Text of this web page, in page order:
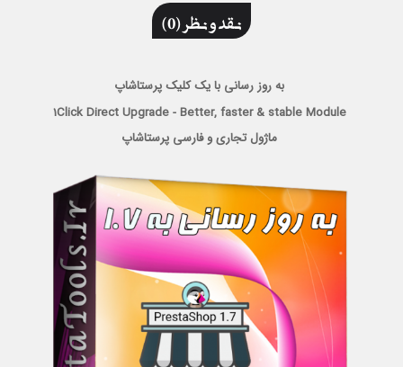
نقد و نظر (0)
به روز رسانی با یک کلیک پرستاشاپ
1Click Direct Upgrade - Better, faster & stable Module
ماژول تجاری و فارسی پرستاشاپ